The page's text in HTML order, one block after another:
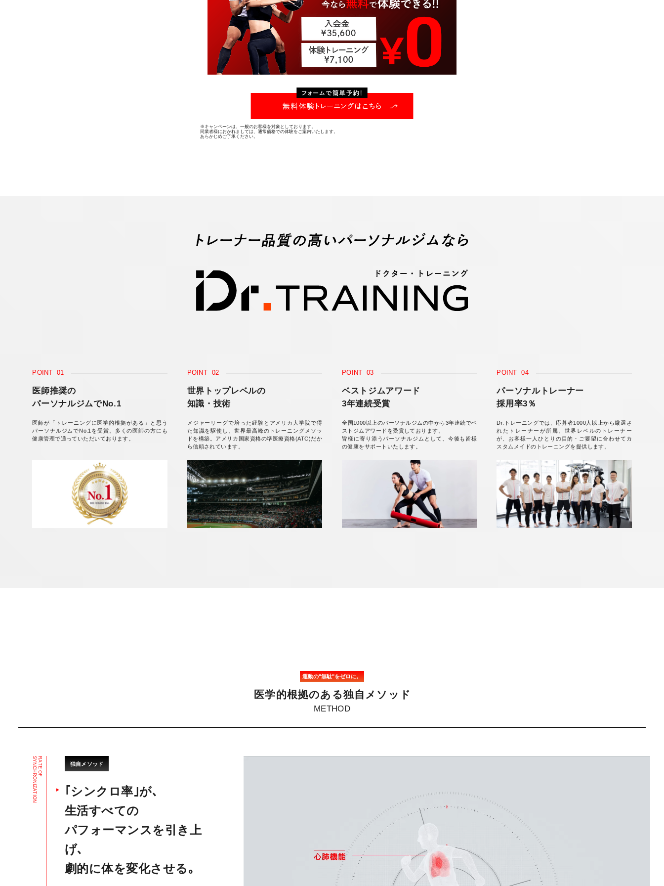
※キャンペーンは、一般のお客様を対象としております。
同業者様におかれましては、通常価格での体験をご案内いたします。
あらかじめご了承ください。
POINT01
医師推奨の
パーソナルジムでNo.1
POINT 02
世界トップレベルの
知識・技術
POINT 03
ベストジムアワード
3年連続受賞
POINT04
パーソナルトレーナー
採用率3％
医師が「トレーニングに医学的根拠がある」と思う
パーソナルジムでNo.1を受賞。多くの医師の方にも
健康管理で通っていただいております。
メジャーリーグで培った経験とアメリカ大学院で得
た知識を駆使し、世界最高峰のトレーニングメソッ
ドを構築。アメリカ国家資格の準医療資格(ATC)だか
ら信頼されています。
全国1000以上のパーソナルジムの中から3年連続でベ
ストジムアワードを受賞しております。
皆様に寄り添うパーソナルジムとして、今後も皆様
の健康をサポートいたします。
Dr.トレーニングでは、応募者1000人以上から厳選さ
れたトレーナーが所属。世界レベルのトレーナー
が、お客様一人ひとりの目的・ご要望に合わせてカ
スタムメイドのトレーニングを提供します。
運動の"無駄"をゼロに。
医学的根拠のあ る独自 メ ソ ッ ド
METHOD
R
A
T
E
O
F
S
Y
N
C
H
R
O
N
I
Z
A
T
I
O
N
独自メソッド
｢シンクロ率｣が､
生活すべての
パフォーマンスを引き上
げ､
劇的に体を変化させる｡